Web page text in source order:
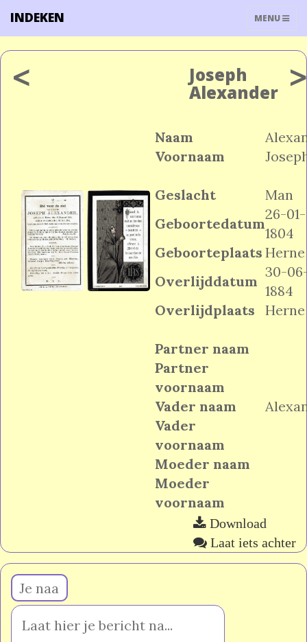
TOGGLE
MENU
INDEKEN
< Joseph
Alexander
Naam
Voornaam
Geslacht
Man
Geboortedatum
26-01-
1804
Geboorteplaats Herne
Overlijddatum
30-
1884
Overlijdplaats
Herne
Partner naam
Partner
voornaam
Vader naam
Vader
voornaam
Moeder naam
Moeder
voornaam
>
Download
Laat iets achter